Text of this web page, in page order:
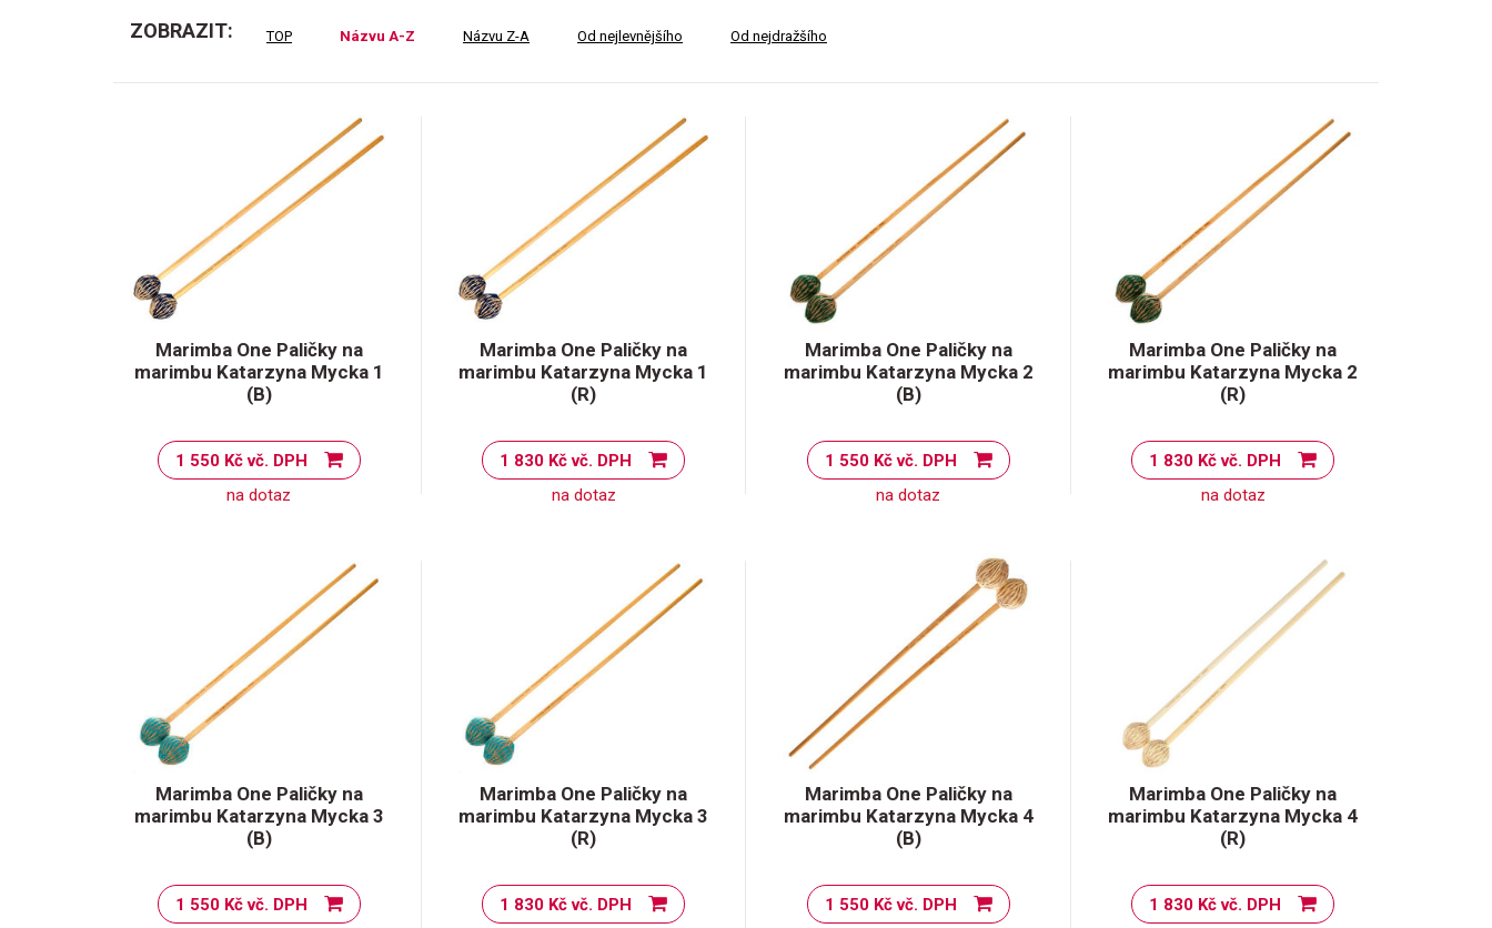
ZOBRAZIT: TOP Názvu A-Z Názvu Z-A Od nejlevnějšího Od nejdražšího
Marimba One Paličky na
marimbu Katarzyna Mycka 1
(B)
1 550 Kč vč. DPH
na dotaz
Marimba One Paličky na
marimbu Katarzyna Mycka 1
(R)
1 830 Kč vč. DPH
na dotaz
Marimba One Paličky na
marimbu Katarzyna Mycka 2
(B)
1 550 Kč vč. DPH
na dotaz
Marimba One Paličky na
marimbu Katarzyna Mycka 2
(R)
1 830 Kč vč. DPH
na dotaz
Marimba One Paličky na
marimbu Katarzyna Mycka 3
(B)
1 550 Kč vč. DPH
Marimba One Paličky na
marimbu Katarzyna Mycka 3
(R)
1 830 Kč vč. DPH
Marimba One Paličky na
marimbu Katarzyna Mycka 4
(B)
1 550 Kč vč. DPH
Marimba One Paličky na
marimbu Katarzyna Mycka 4
(R)
1 830 Kč vč. DPH